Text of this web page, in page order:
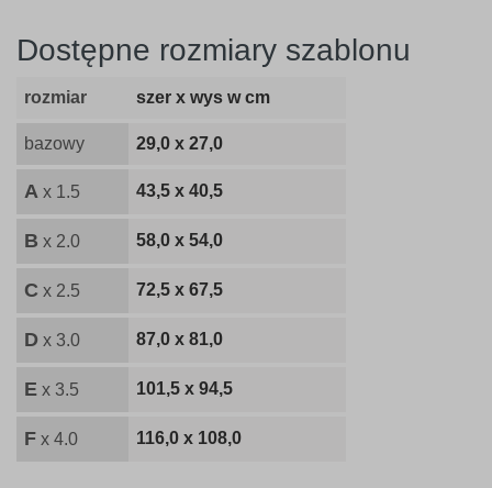
Dostępne rozmiary szablonu
rozmiar szer x wys w cm
bazowy 29,0 x 27,0
A x 1.5 43,5 x 40,5
B x 2.0 58,0 x 54,0
C x 2.5 72,5 x 67,5
D x 3.0 87,0 x 81,0
E x 3.5 101,5 x 94,5
F x 4.0 116,0 x 108,0